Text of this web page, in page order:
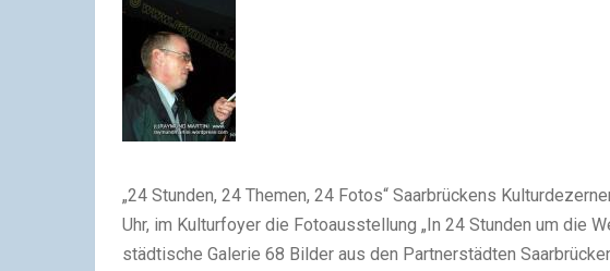
„24 Stunden, 24 Themen, 24 Fotos“ Saarbrückens
Uhr, im Kulturfoyer die Fotoausstellung „In 24 Stunden um die
städtische Galerie 68 Bilder aus den Partnerstädten